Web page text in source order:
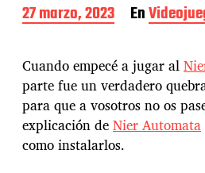
F
e
h
a
d
e
l
a
e
27 marzo, 2023 En
Cuando empecé a jugar al
parte fue un verdadero
para que a vosotros no os
explicación deNier Automata
como instalarlos.